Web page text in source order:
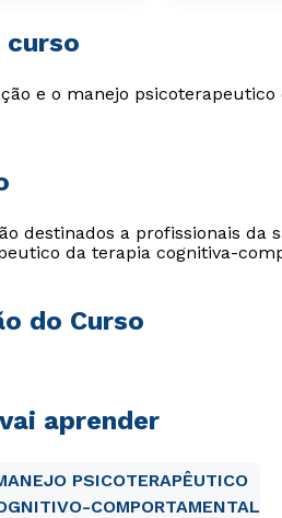
curso
e o manejo
destinados a profissionais
da terapia cognitiva-
do Curso
aprender
PSICOTERAPÊUTICO
COMPORTAMENTAL